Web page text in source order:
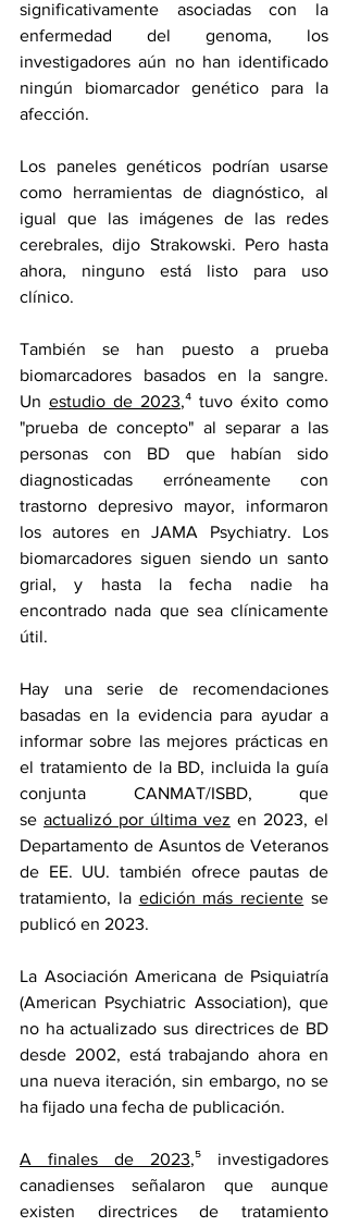
significativamente asociadas con la
enfermedad del genoma, los
investigadores aún no han identificado
ningún biomarcador genético para la
afección.
Los paneles genéticos podrían usarse
como herramientas de diagnóstico, al
igual que las imágenes de las redes
cerebrales, dijo Strakowski. Pero hasta
ahora, ninguno está listo para uso
clínico.
También se han puesto a prueba
biomarcadores basados en la sangre.
Un estudio de 2023,⁴ tuvo éxito como
"prueba de concepto" al separar a las
personas con BD que habían sido
diagnosticadas erróneamente con
trastorno depresivo mayor, informaron
los autores en JAMA Psychiatry. Los
biomarcadores siguen siendo un santo
grial, y hasta la fecha nadie ha
encontrado nada que sea clínicamente
útil.
Hay una serie de recomendaciones
basadas en la evidencia para ayudar a
informar sobre las mejores prácticas en
el tratamiento de la BD, incluida la guía
conjunta CANMAT/ISBD, que
se actualizó por última vez en 2023, el
Departamento de Asuntos de Veteranos
de EE. UU. también ofrece pautas de
tratamiento, la edición más reciente se
publicó en 2023.
La Asociación Americana de Psiquiatría
(American Psychiatric Association), que
no ha actualizado sus directrices de BD
desde 2002, está trabajando ahora en
una nueva iteración, sin embargo, no se
ha fijado una fecha de publicación.
A finales de 2023,⁵ investigadores
canadienses señalaron que aunque
existen directrices de tratamiento